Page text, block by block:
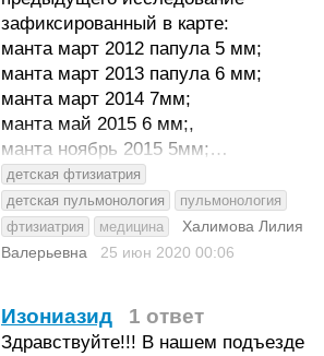
зафиксированный в карте:
манта март 2012 папула 5 мм;
манта март 2013 папула 6 мм;
манта март 2014 7мм;
манта май 2015 6 мм;,
манта ноябрь 2015 5мм;…
детская фтизиатрия
детская пульмонология
пульмонология
фтизиатрия
медицина
Халимова Лилия
Валерьевна
25 июн 2020 00:06
Изониазид 1 ответ
Здравствуйте!!! В нашем подъезде